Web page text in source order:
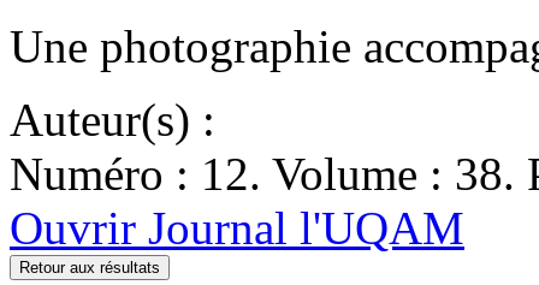
Une photographie
Auteur(s) :
Numéro : 12. Volume : 38.
Ouvrir Journal l'UQAM
Retour aux résultats